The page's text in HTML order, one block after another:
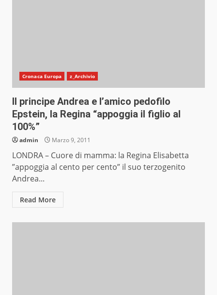
Cronaca Europa z_Archivio
Il principe Andrea e l’amico pedofilo
Epstein, la Regina “appoggia il figlio al
100%”
admin Marzo 9, 2011
LONDRA – Cuore di mamma: la Regina Elisabetta
”appoggia al cento per cento” il suo terzogenito
Andrea...
Read More